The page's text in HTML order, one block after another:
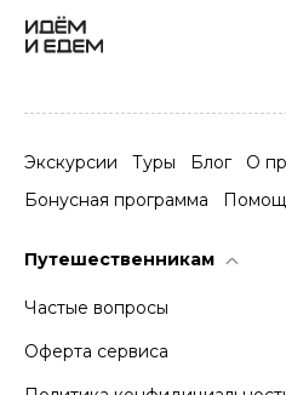
Экскурсии Туры Блог
О
Бонусная программа
Путешественникам
Частые вопросы
Оферта сервиса